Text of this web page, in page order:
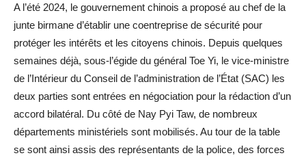
A l’été 2024, le gouvernement chinois a proposé au chef de la
junte birmane d’établir une coentreprise de sécurité pour
protéger les intérêts et les citoyens chinois. Depuis quelques
semaines déjà, sous-l’égide du général Toe Yi, le vice-ministre
de l’Intérieur du Conseil de l’administration de l’État (SAC) les
deux parties sont entrées en négociation pour la rédaction d’un
accord bilatéral. Du côté de Nay Pyi Taw, de nombreux
départements ministériels sont mobilisés. Au tour de la table
se sont ainsi assis des représentants de la police, des forces